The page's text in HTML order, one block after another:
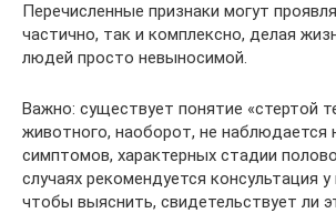
Перечисленные признаки могут
частично, так и комплексно, делая
людей просто невыносимой.
Важно: существует понятие «стертой
животного, наоборот, не наблюдается
симптомов, характерных стадии
случаях рекомендуется консультация у
чтобы выяснить, свидетельствует ли